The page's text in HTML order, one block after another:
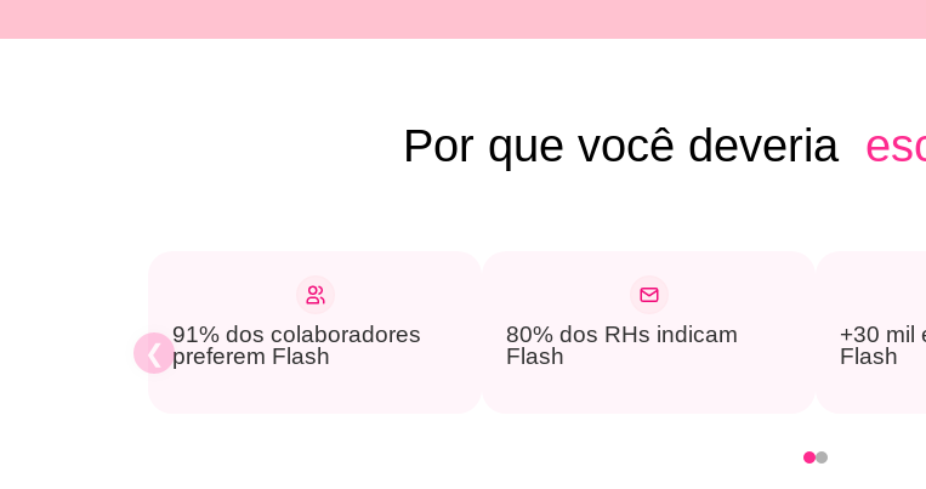
Por que você deveria
91% dos colaboradores
preferem Flash
80% dos RHs indicam
Flash
+30 mil
Flash